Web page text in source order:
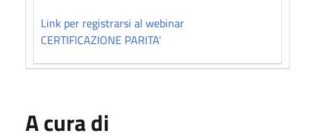
Link per registrarsi al webinar
CERTIFICAZIONE PARITA'
A cura di